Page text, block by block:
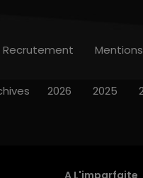
A L'imparfaite
Recrutement
2026 2025